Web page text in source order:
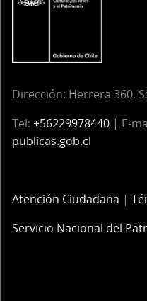
Dirección: Herrera 360,
Tel: +56229978440 | E-
publicas.gob.cl
Atención Ciudadana |
Servicio Nacional del